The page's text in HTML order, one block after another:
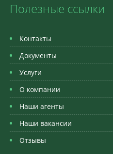
Полезные ссылки
Контакты
Документы
Услуги
О компании
Наши агенты
Наши вакансии
Отзывы